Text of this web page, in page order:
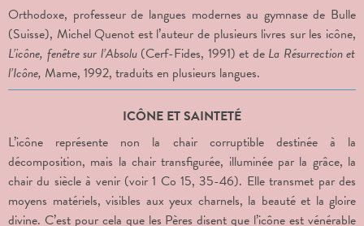
Orthodoxe, professeur de langues modernes au gymnase de Bulle
(Suisse), Michel Quenot est l’auteur de plusieurs livres sur les icône,
L’icône, fenêtre sur l’Absolu(Cerf-Fides, 1991) et de La Résurrection et
l’Icône, Mame, 1992, traduits en plusieurs langues.
ICÔNE ET SAINTETÉ
L’icône représente non la chair corruptible destinée à la
décomposition, mais la chair transfigurée, illuminée par la grâce, la
chair du siècle à venir (voir 1 Co 15, 35-46). Elle transmet par des
moyens matériels, visibles aux yeux charnels, la beauté et la gloire
divine. C’est pour cela que les Pères disent que l’icône est vénérable